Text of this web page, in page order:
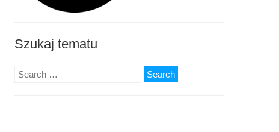
Szukaj tematu
Search